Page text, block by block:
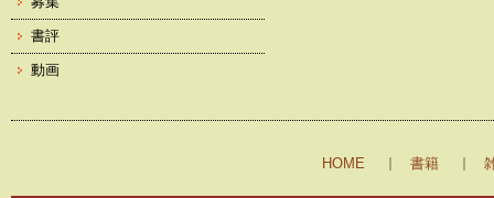
書評
動画
HOME 書籍